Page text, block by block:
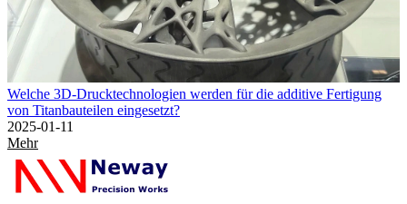
Welche 3D-Drucktechnologien werden für die additive Fertigung
von Titanbauteilen eingesetzt?
2025-01-11
Mehr